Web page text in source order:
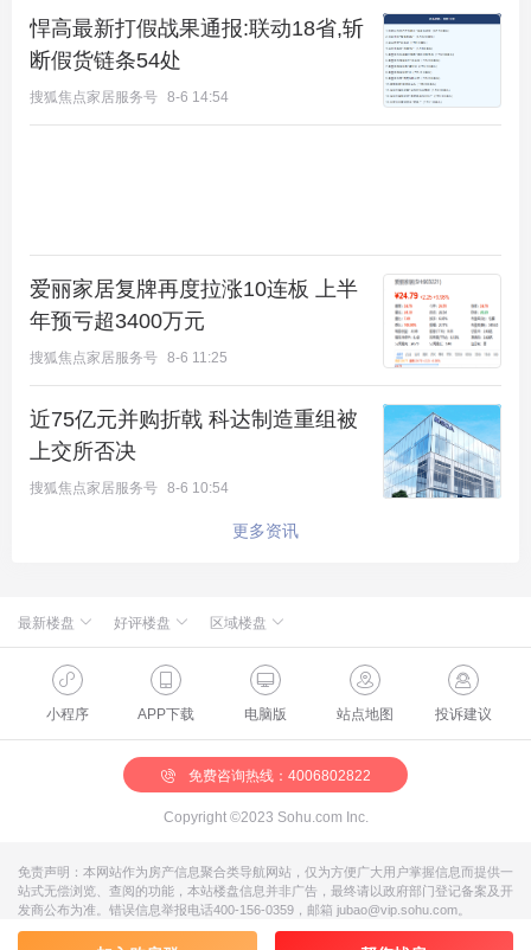
示意图
据中原地产首席分析师张大伟介绍，从2020年市场成
交情况看，北京最多的热点成交区域都集中在北五
创新片区和中关村外溢人群置业的不二之选。
悍高最新打假战果通报:联动18省,斩
断假货链条54处
搜狐焦点家居服务号 8-6 14:54
爱丽家居复牌再度拉涨10连板 上半
年预亏超3400万元
搜狐焦点家居服务号 8-6 11:25
近75亿元并购折戟 科达制造重组被
上交所否决
搜狐焦点家居服务号 8-6 10:54
更多资讯
最新楼盘 好评楼盘 区域楼盘
绿城·朗月和风 新航城世界映
怀柔国贤府
缦合北京
懋源·騴橒臺
北京城建·文华知筑
北京城建·和知筑|铂瑞
北京建工·嘉棠雅序
国樾天颂
北京楼盘
石景山楼盘
昌平楼盘
大兴楼盘
房山楼盘
朝阳楼盘
通州楼盘
桃源新都孔雀城 华银天鹅湖
温泉新都孔雀城
中海北京世家
燕都古城·和园
中冶兴隆新城·红石郡
路劲阳光城
富力和园
小程序 APP下载 电脑版 站点地图 投诉建议
免费咨询热线：4006802822
Copyright ©2023 Sohu.com Inc.
免责声明：本网站作为房产信息聚合类导航网站，仅为方便广大用户掌握信息而提供一
站式无偿浏览、查阅的功能，本站楼盘信息并非广告，最终请以政府部门登记备案及开
发商公布为准。错误信息举报电话400-156-0359，邮箱 jubao@vip.sohu.com。